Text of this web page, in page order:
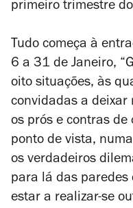
primeiro trimestre
Tudo começa à
6 a 31 de Janeiro,
oito situações, às
convidadas a deixar
os prós e contras
ponto de vista,
os verdadeiros
para lá das paredes
estar a realizar-se